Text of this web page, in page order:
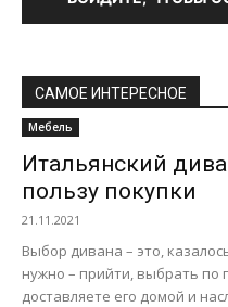
САМОЕ ИНТЕРЕСНОЕ
Мебель
Итальянский
пользу покупки
21.11.2021
Выбор дивана – это,
нужно – прийти, выбрать по
доставляете его домой и